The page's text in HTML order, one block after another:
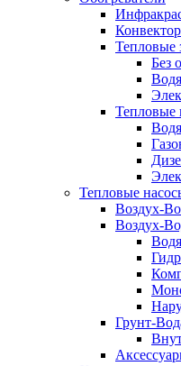
Тепловые
Без
Тепловые
Тепловые
Воздух-
Воздух-
Грунт-